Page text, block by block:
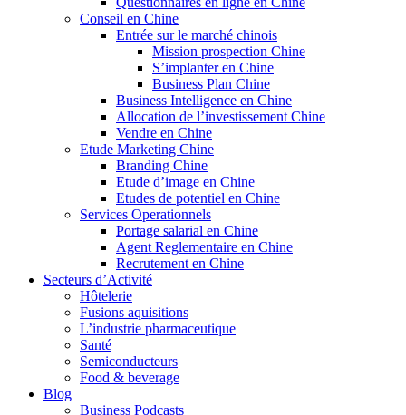
Conseil en Chine
Entrée sur le marché chinois
Mission prospection Chine
S’implanter en Chine
Business Plan Chine
Business Intelligence en Chine
Allocation de l’investissement Chine
Vendre en Chine
Etude Marketing Chine
Branding Chine
Etude d’image en Chine
Etudes de potentiel en Chine
Services Operationnels
Portage salarial en Chine
Agent Reglementaire en Chine
Recrutement en Chine
Secteurs d’Activité
Hôtelerie
Fusions aquisitions
L’industrie pharmaceutique
Santé
Semiconducteurs
Food & beverage
Blog
Business Podcasts